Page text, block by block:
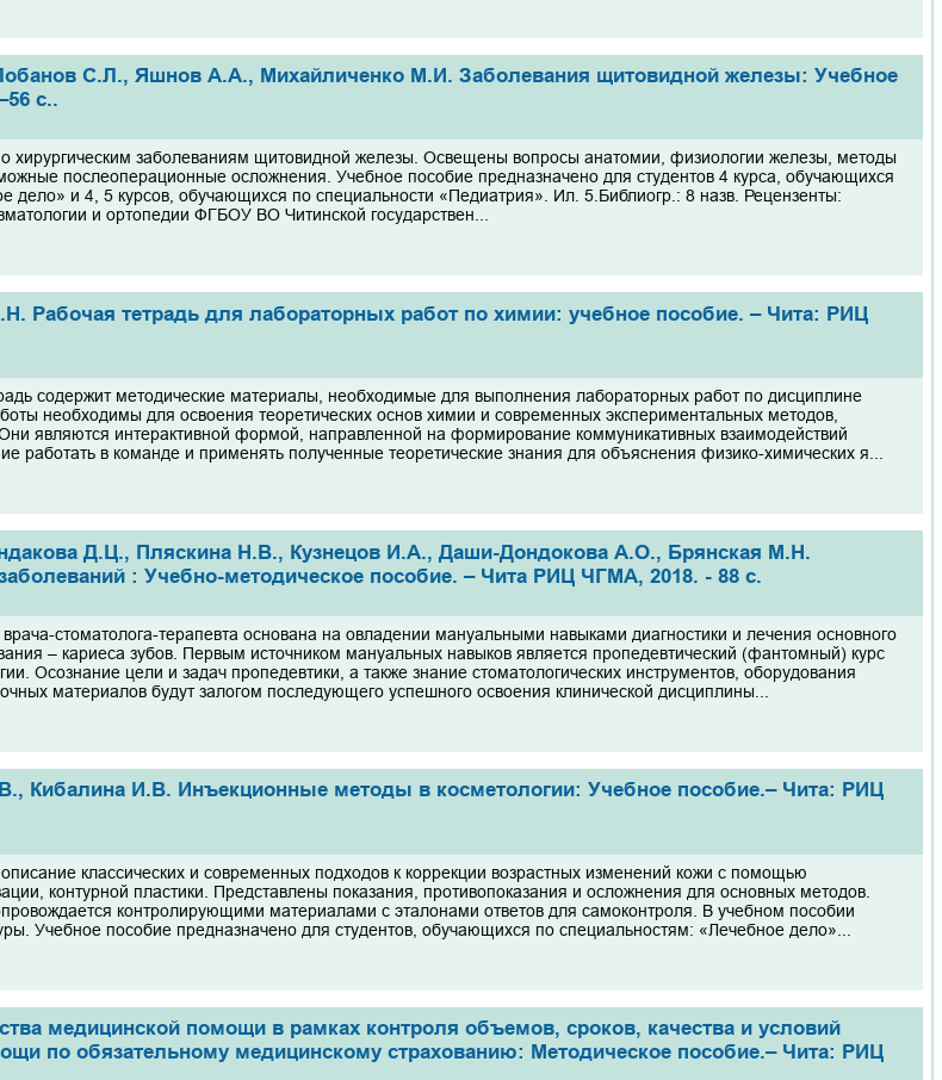
С.Л., Яшнов А.А., Михайличенко М.И. Заболевания щитовидной железы: Учебное
с..
хирургическим заболеваниям щитовидной железы. Освещены вопросы анатомии, физиологии железы, методы
послеоперационные осложнения. Учебное пособие предназначено для студентов 4 курса, обучающихся
дело» и 4, 5 курсов, обучающихся по специальности «Педиатрия». Ил. 5.Библиогр.: 8 назв. Рецензенты:
и ортопедии ФГБОУ ВО Читинской государствен...
Рабочая тетрадь для лабораторных работ по химии: учебное пособие. – Чита: РИЦ
содержит методические материалы, необходимые для выполнения лабораторных работ по дисциплине
необходимы для освоения теоретических основ химии и современных экспериментальных методов,
являются интерактивной формой, направленной на формирование коммуникативных взаимодействий
работать в команде и применять полученные теоретические знания для объяснения физико-химических я...
Д.Ц., Пляскина Н.В., Кузнецов И.А., Даши-Дондокова А.О., Брянская М.Н.
: Учебно-методическое пособие. – Чита РИЦ ЧГМА, 2018. - 88 с.
врача-стоматолога-терапевта основана на овладении мануальными навыками диагностики и лечения основного
– кариеса зубов. Первым источником мануальных навыков является пропедевтический (фантомный) курс
Осознание цели и задач пропедевтики, а также знание стоматологических инструментов, оборудования
материалов будут залогом последующего успешного освоения клинической дисциплины...
Кибалина И.В. Инъекционные методы в косметологии: Учебное пособие.– Чита: РИЦ
классических и современных подходов к коррекции возрастных изменений кожи с помощью
контурной пластики. Представлены показания, противопоказания и осложнения для основных методов.
контролирующими материалами с эталонами ответов для самоконтроля. В учебном пособии
Учебное пособие предназначено для студентов, обучающихся по специальностям: «Лечебное дело»...
медицинской помощи в рамках контроля объемов, сроков, качества и условий
по обязательному медицинскому страхованию: Методическое пособие.– Чита: РИЦ